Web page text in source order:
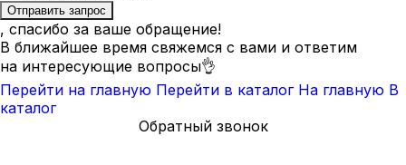
, спасибо за ваше обращение!
В ближайшее время свяжемся с вами и ответим
на интересующие вопросы👌
Перейти на главную Перейти в каталог На главную В
каталог
Обратный звонок